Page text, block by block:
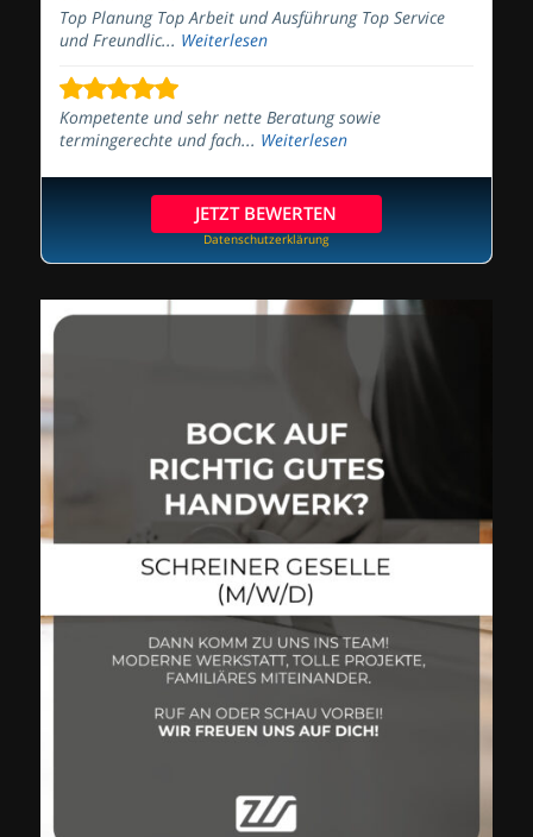
Top Planung Top Arbeit und Ausführung Top Service
und Freundlic... Weiterlesen
Kompetente und sehr nette Beratung sowie
termingerechte und fach... Weiterlesen
JETZT BEWERTEN
Datenschutzerklärung